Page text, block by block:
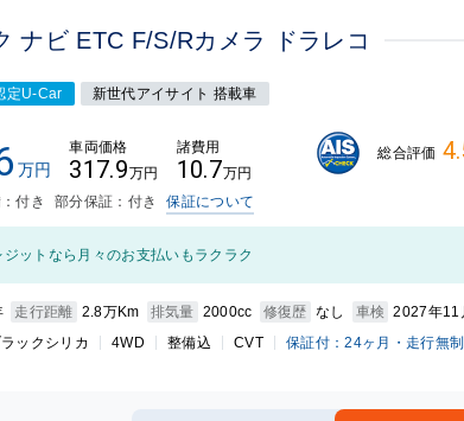
ナビ ETC F/S/Rカメラ ドラレコ
定U-Car 新世代アイサイト 搭載車
万円
車両価格
317.9万円
諸費用
10.7万円
総合評価
付き 部分保証：付き 保証について
ットなら月々のお支払いもラクラク
走行距離 2.8万Km 排気量 2000cc 修復歴 なし 車検 2027年11
ックシリカ
4WD 整備込 CVT 保証付：24ヶ月・走行無